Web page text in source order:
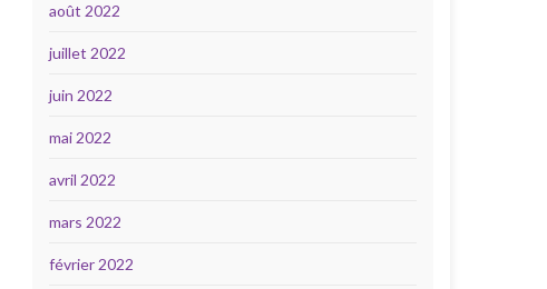
août 2022
juillet 2022
juin 2022
mai 2022
avril 2022
mars 2022
février 2022